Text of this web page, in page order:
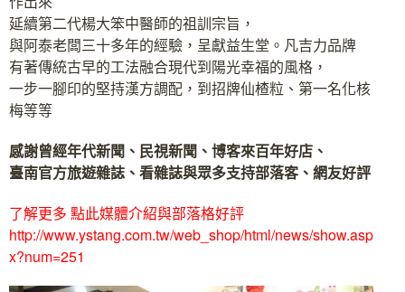
延續第二代楊大笨中醫師的祖訓宗旨，
與阿泰老闆三十多年的經驗，呈獻益生堂。凡吉力品牌
有著傳統古早的工法融合現代到陽光幸福的風格，
一步一腳印的堅持漢方調配，到招牌仙楂粒、第一名化核
梅等等
感謝曾經年代新聞、民視新聞、博客來百年好店、
臺南官方旅遊雜誌、看雜誌與眾多支持部落客、網友好評
了解更多 點此媒體介紹與部落格好評
http://www.ystang.com.tw/web_shop/html/news/show.asp
x?num=251